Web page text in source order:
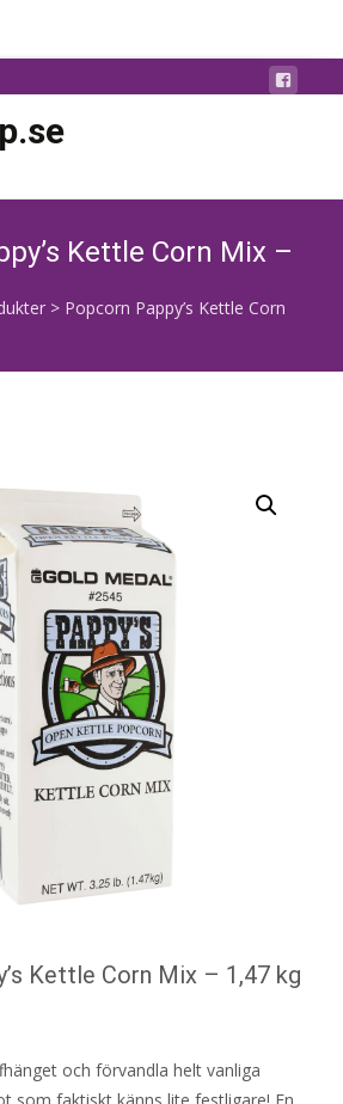
Kettle Corn Mix –
> Popcorn Pappy’s Kettle Corn
Kettle Corn Mix – 1,47 kg
och förvandla helt vanliga
som faktiskt känns lite festligare! En